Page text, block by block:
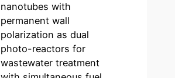
nanotubes with
permanent wall
polarization as dual
photo-reactors for
wastewater treatment